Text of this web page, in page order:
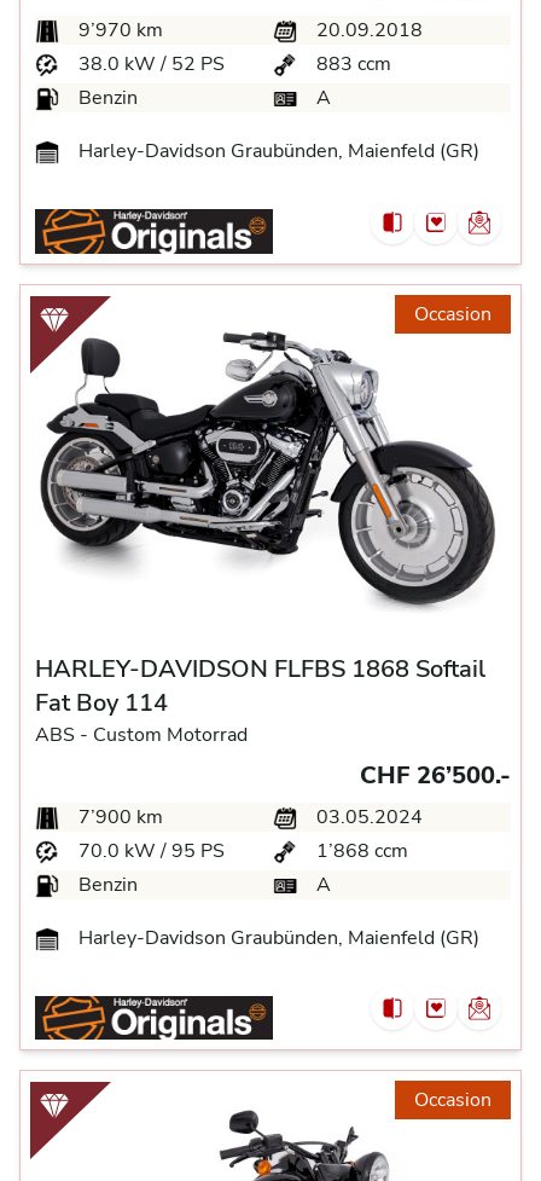
9’970 km
20.09.2018
38.0 kW / 52 PS
883 ccm
Benzin
A
Harley-Davidson Graubünden, Maienfeld (GR)
Occasion
HARLEY-DAVIDSON FLFBS 1868 Softail
Fat Boy 114
ABS - Custom Motorrad
CHF 26’500.-
7’900 km
03.05.2024
70.0 kW / 95 PS
1’868 ccm
Benzin
A
Harley-Davidson Graubünden, Maienfeld (GR)
Occasion